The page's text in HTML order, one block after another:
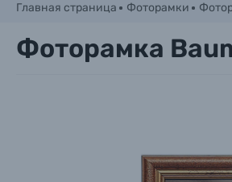
Главная страница Фоторамки
Фоторамка